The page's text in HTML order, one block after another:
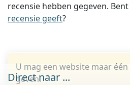
recensie hebben gegeven.
recensie geeft?
U mag een website maar
geven.
Direct naar ...